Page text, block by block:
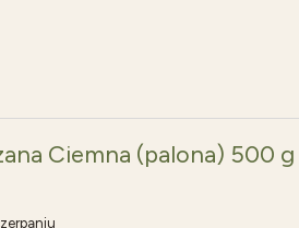
Ciemna (palona) 500 g